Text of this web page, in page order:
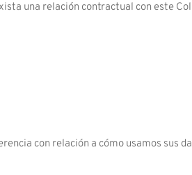
una relación contractual con este
con relación a cómo usamos sus